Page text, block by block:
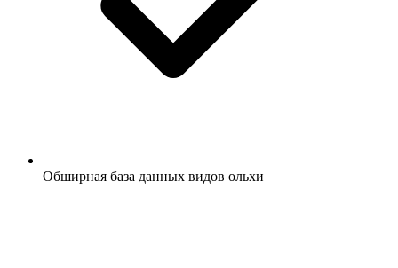
Обширная база данных видов ольхи